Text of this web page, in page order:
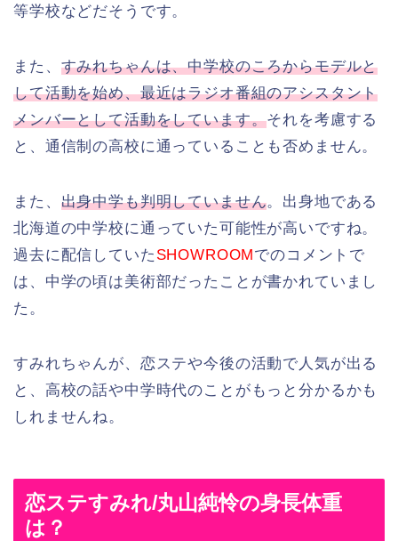
等学校などだそうです。
また、 すみれちゃんは、中学校のころからモデルと
して活動を始め、最近はラジオ番組のアシスタント
メンバーとして活動をしています。それを考慮する
と、通信制の高校に通っていることも否めません。
また、 出身中学も判明していません。出身地である
北海道の中学校に通っていた可能性が高いですね。
過去に配信していた SHOWROOMでのコメントで
は、中学の頃は美術部だったことが書かれていまし
た。
すみれちゃんが、恋ステや今後の活動で人気が出る
と、高校の話や中学時代のことがもっと分かるかも
しれませんね。
恋ステすみれ/丸山純怜の身長体重
は？